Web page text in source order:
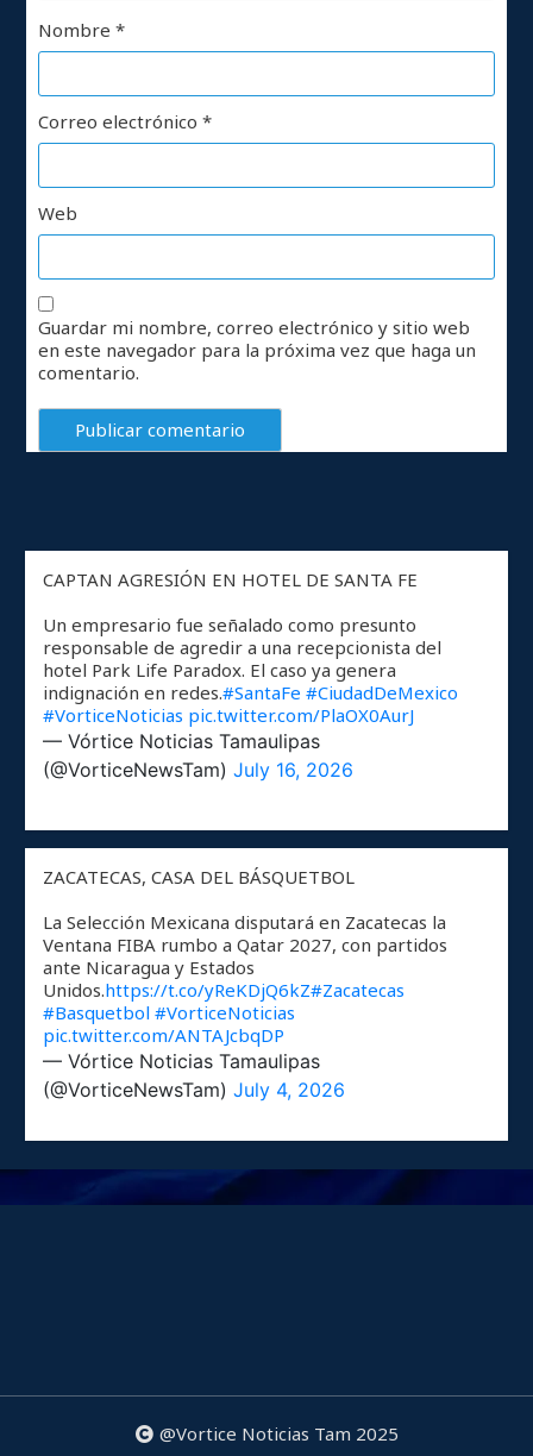
Nombre*
Correo electrónico*
Web
Guardar mi nombre, correo electrónico y sitio web
en este navegador para la próxima vez que haga un
comentario.
CAPTAN AGRESIÓN EN HOTEL DE SANTA FE
Un empresario fue señalado como presunto
responsable de agredir a una recepcionista del
hotel Park Life Paradox. El caso ya genera
indignación en redes.#SantaFe #CiudadDeMexico
#VorticeNoticias pic.twitter.com/PlaOX0AurJ
— Vórtice Noticias Tamaulipas
(@VorticeNewsTam)July 16, 2026
ZACATECAS, CASA DEL BÁSQUETBOL
La Selección Mexicana disputará en Zacatecas la
Ventana FIBA rumbo a Qatar 2027, con partidos
ante Nicaragua y Estados
Unidos.https://t.co/yReKDjQ6kZ#Zacatecas
#Basquetbol #VorticeNoticias
pic.twitter.com/ANTAJcbqDP
— Vórtice Noticias Tamaulipas
(@VorticeNewsTam)July 4, 2026
@Vortice Noticias Tam 2025